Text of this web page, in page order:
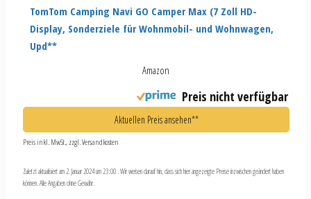
TomTom Camping Navi GO Camper Max (7 Zoll HD-
Display, Sonderziele für Wohnmobil- und Wohnwagen,
Upd**
Amazon
Preis nicht verfügbar
Aktuellen Preis ansehen**
Preis inkl. MwSt., zzgl. Versandkosten
Zuletzt aktualisiert am 2. Januar 2024 um 23:00 . Wir weisen darauf hin, dass sich hier angezeigte Preise inzwischen geändert haben
können. Alle Angaben ohne Gewähr.